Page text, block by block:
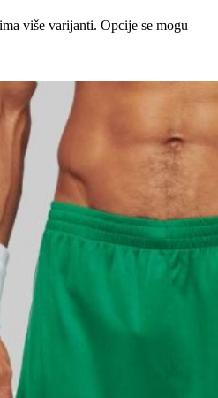
više varijanti. Opcije se mogu